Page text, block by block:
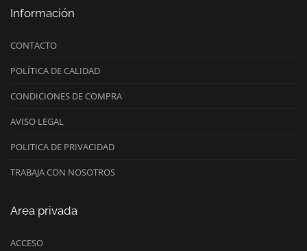
Información
CONTACTO
POLÍTICA DE CALIDAD
CONDICIONES DE COMPRA
AVISO LEGAL
POLITICA DE PRIVACIDAD
TRABAJA CON NOSOTROS
Area privada
ACCESO